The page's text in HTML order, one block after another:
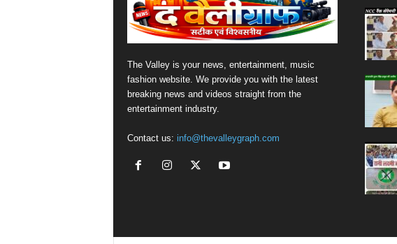
The Valley is your news, entertainment, music
fashion website. We provide you with the latest
breaking news and videos straight from the
entertainment industry.
Contact us: info@thevalleygraph.com